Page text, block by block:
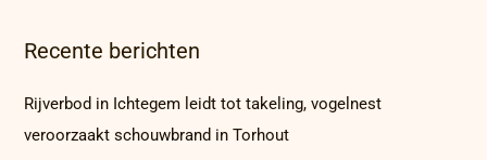
Recente berichten
Rijverbod in Ichtegem leidt tot takeling, vogelnest
veroorzaakt schouwbrand in Torhout